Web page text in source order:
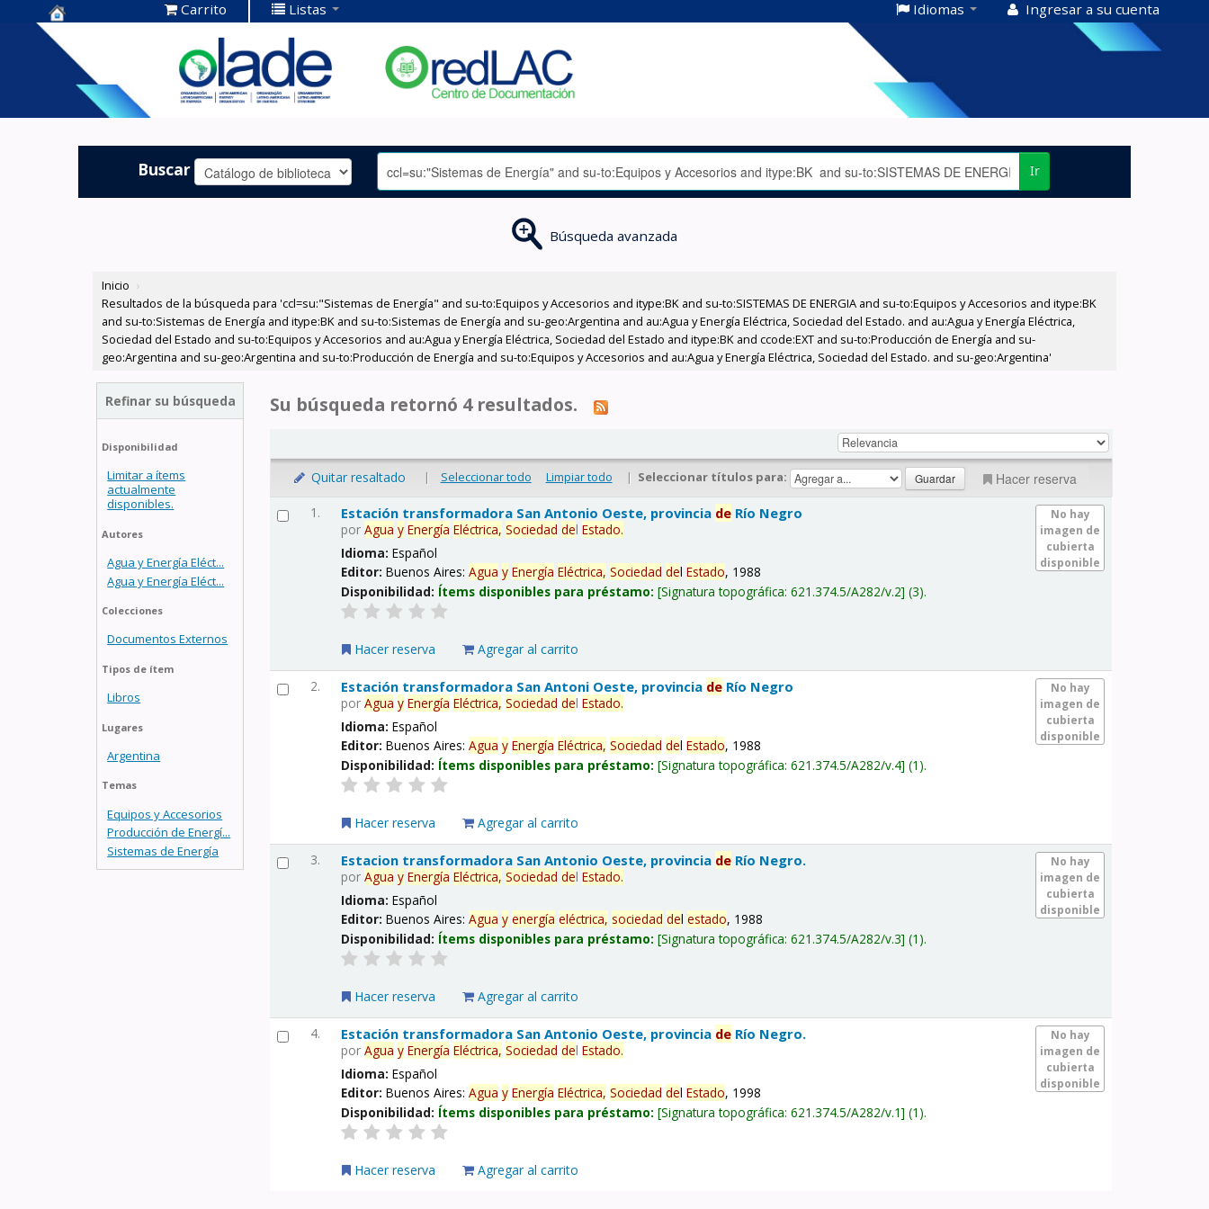
Centro de
Documentación
OLADE -
Carrito Listas Idiomas Ingresar a su cuenta
Buscar Ir
Búsqueda avanzada
Inicio ›
Resultados de la búsqueda para 'ccl=su:"Sistemas de Energía" and su-to:Equipos y Accesorios and itype:BK and su-to:SISTEMAS DE ENERGIA and su-to:Equipos y Accesorios and itype:BK
and su-to:Sistemas de Energía and itype:BK and su-to:Sistemas de Energía and su-geo:Argentina and au:Agua y Energía Eléctrica, Sociedad del Estado. and au:Agua y Energía Eléctrica,
Sociedad del Estado and su-to:Equipos y Accesorios and au:Agua y Energía Eléctrica, Sociedad del Estado and itype:BK and ccode:EXT and su-to:Producción de Energía and su-
geo:Argentina and su-geo:Argentina and su-to:Producción de Energía and su-to:Equipos y Accesorios and au:Agua y Energía Eléctrica, Sociedad del Estado. and su-geo:Argentina'
Refinar su búsqueda
Disponibilidad
Limitar a ítems
actualmente
disponibles.
Autores
Agua y Energía Eléct...
Agua y Energía Eléct...
Colecciones
Documentos Externos
Tipos de ítem
Libros
Lugares
Argentina
Temas
Equipos y Accesorios
Producción de Energí...
Sistemas de Energía
Su búsqueda retornó 4 resultados.
Quitar resaltado | Seleccionar todo Limpiar todo | Seleccionar títulos para: Hacer reserva
1.
No hay
imagen de
cubierta
disponible
Estación transformadora San Antonio Oeste, provincia de Río Negro
porAgua y Energía Eléctrica, Sociedad delEstado.
Idioma:Español
Editor:Buenos Aires:Agua y Energía Eléctrica, Sociedad delEstado, 1988
Disponibilidad: Ítems disponibles para préstamo: Signatura topográfica:621.374.5/A282/v.2 (3).
Hacer reserva Agregar al carrito
2.
No hay
imagen de
cubierta
disponible
Estación transformadora San Antoni Oeste, provincia de Río Negro
porAgua y Energía Eléctrica, Sociedad delEstado.
Idioma:Español
Editor:Buenos Aires:Agua y Energía Eléctrica, Sociedad delEstado, 1988
Disponibilidad: Ítems disponibles para préstamo: Signatura topográfica:621.374.5/A282/v.4 (1).
Hacer reserva Agregar al carrito
3.
No hay
imagen de
cubierta
disponible
Estacion transformadora San Antonio Oeste, provincia de Río Negro.
porAgua y Energía Eléctrica, Sociedad delEstado.
Idioma:Español
Editor:Buenos Aires:Agua y energía eléctrica, sociedad delestado, 1988
Disponibilidad: Ítems disponibles para préstamo: Signatura topográfica:621.374.5/A282/v.3 (1).
Hacer reserva Agregar al carrito
4.
No hay
imagen de
cubierta
disponible
Estación transformadora San Antonio Oeste, provincia de Río Negro.
porAgua y Energía Eléctrica, Sociedad delEstado.
Idioma:Español
Editor:Buenos Aires:Agua y Energía Eléctrica, Sociedad delEstado, 1998
Disponibilidad: Ítems disponibles para préstamo: Signatura topográfica:621.374.5/A282/v.1 (1).
Hacer reserva Agregar al carrito